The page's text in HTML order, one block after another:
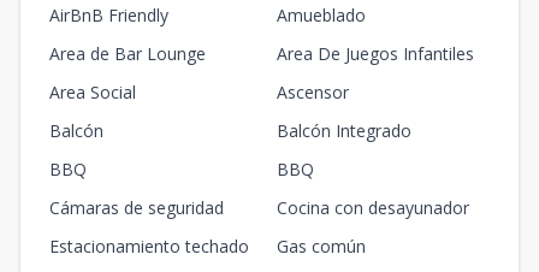
AirBnB Friendly
Amueblado
Area de Bar Lounge
Area De Juegos Infantiles
Area Social
Ascensor
Balcón
Balcón Integrado
BBQ
BBQ
Cámaras de seguridad
Cocina con desayunador
Estacionamiento techado
Gas común